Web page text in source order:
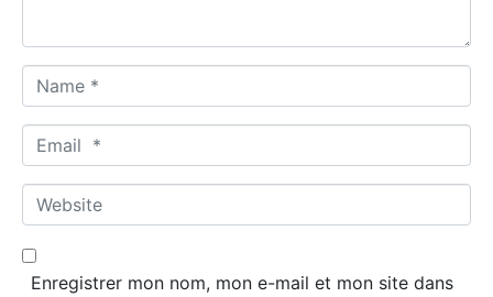
a
m
*
m
a
*
W
e
b
Enregistrer mon nom, mon e-mail et mon site dans